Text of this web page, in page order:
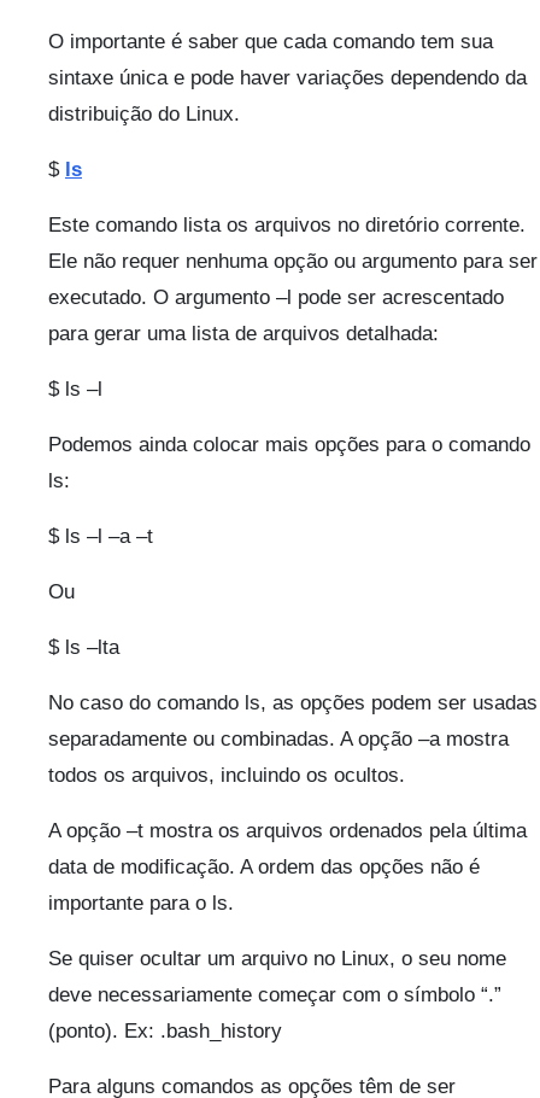
O importante é saber que cada comando tem sua
sintaxe única e pode haver variações dependendo da
distribuição do Linux.
$ ls
Este comando lista os arquivos no diretório corrente.
Ele não requer nenhuma opção ou argumento para ser
executado. O argumento –l pode ser acrescentado
para gerar uma lista de arquivos detalhada:
$ ls –l
Podemos ainda colocar mais opções para o comando
ls:
$ ls –l –a –t
Ou
$ ls –lta
No caso do comando ls, as opções podem ser usadas
separadamente ou combinadas. A opção –a mostra
todos os arquivos, incluindo os ocultos.
A opção –t mostra os arquivos ordenados pela última
data de modificação. A ordem das opções não é
importante para o ls.
Se quiser ocultar um arquivo no Linux, o seu nome
deve necessariamente começar com o símbolo “.”
(ponto). Ex: .bash_history
Para alguns comandos as opções têm de ser